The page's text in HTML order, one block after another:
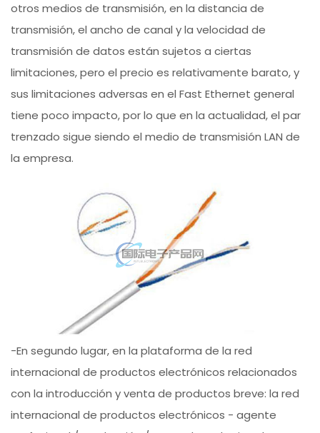
otros medios de transmisión, en la distancia de
transmisión, el ancho de canal y la velocidad de
transmisión de datos están sujetos a ciertas
limitaciones, pero el precio es relativamente barato, y
sus limitaciones adversas en el Fast Ethernet general
tiene poco impacto, por lo que en la actualidad, el par
trenzado sigue siendo el medio de transmisión LAN de
la empresa.
-En segundo lugar, en la plataforma de la red
internacional de productos electrónicos relacionados
con la introducción y venta de productos breve: la red
internacional de productos electrónicos - agente